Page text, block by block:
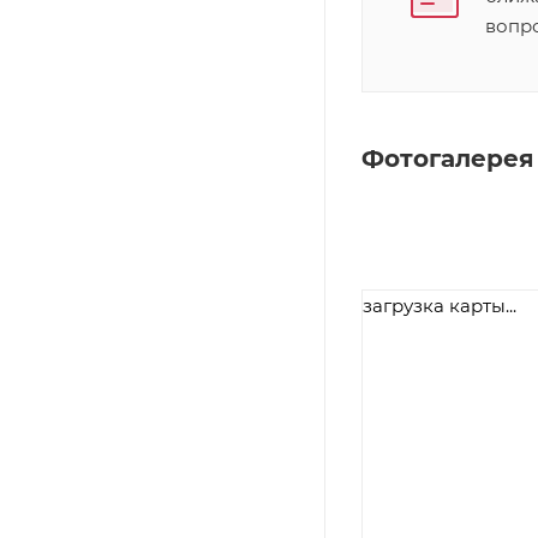
Фотогалерея
загрузка карты...